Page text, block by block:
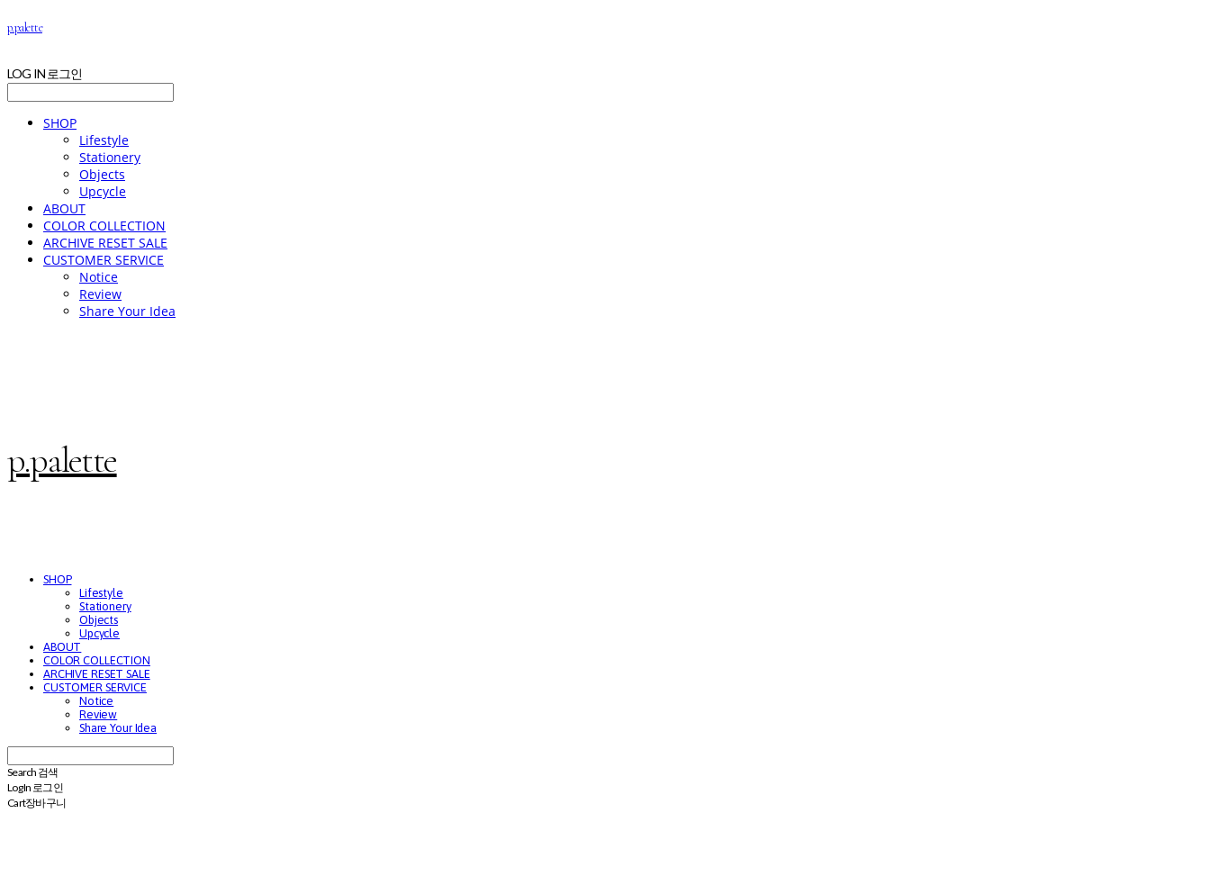
p.palette
LOG IN 로그인
SHOP
Lifestyle
Stationery
Objects
Upcycle
ABOUT
COLOR COLLECTION
ARCHIVE RESET SALE
CUSTOMER SERVICE
Notice
Review
Share Your Idea
p.palette
SHOP
Lifestyle
Stationery
Objects
Upcycle
ABOUT
COLOR COLLECTION
ARCHIVE RESET SALE
CUSTOMER SERVICE
Notice
Review
Share Your Idea
Search 검색
Log In 로그인
Cart장바구니